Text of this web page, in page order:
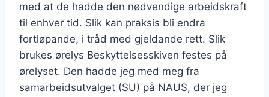
med at de hadde den nødvendige arbeidskraft
til enhver tid. Slik kan praksis bli endra
fortløpande, i tråd med gjeldande rett. Slik
brukes ørelys Beskyttelsesskiven festes på
ørelyset. Den hadde jeg med meg fra
samarbeidsutvalget (SU) på NAUS, der jeg